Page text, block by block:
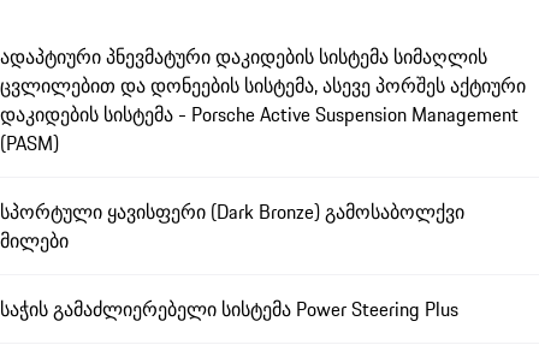
ადაპტიური პნევმატური დაკიდების სისტემა სიმაღლის
ცვლილებით და დონეების სისტემა, ასევე პორშეს აქტიური
დაკიდების სისტემა - Porsche Active Suspension Management
(PASM)
სპორტული ყავისფერი (Dark Bronze) გამოსაბოლქვი
მილები
საჭის გამაძლიერებელი სისტემა Power Steering Plus